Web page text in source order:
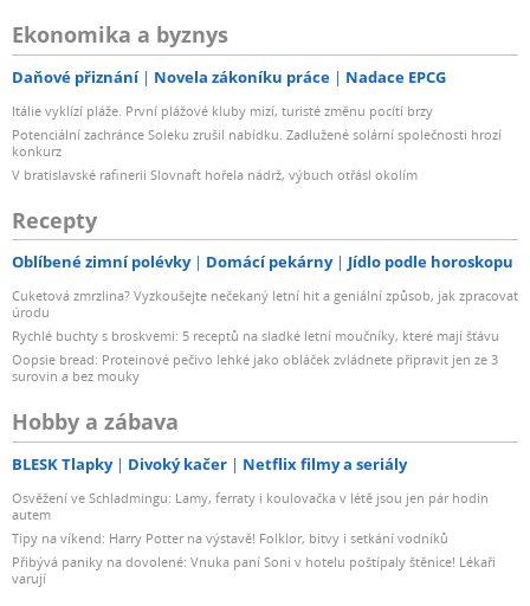
Ekonomika a byznys
Daňové přiznání Novela zákoníku práce Nadace EPCG
Itálie vyklízí pláže. První plážové kluby mizí, turisté změnu pocítí brzy
Potenciální zachránce Soleku zrušil nabídku. Zadlužené solární společnosti hrozí
konkurz
V bratislavské rafinerii Slovnaft hořela nádrž, výbuch otřásl okolím
Recepty
Oblíbené zimní polévky Domácí pekárny Jídlo podle horoskopu
Cuketová zmrzlina? Vyzkoušejte nečekaný letní hit a geniální způsob, jak zpracovat
úrodu
Rychlé buchty s broskvemi: 5 receptů na sladké letní moučníky, které mají šťávu
Oopsie bread: Proteinové pečivo lehké jako obláček zvládnete připravit jen ze 3
surovin a bez mouky
Hobby a zábava
BLESK Tlapky Divoký kačer Netflix filmy a seriály
Osvěžení ve Schladmingu: Lamy, ferraty i koulovačka v létě jsou jen pár hodin
autem
Tipy na víkend: Harry Potter na výstavě! Folklor, bitvy i setkání vodníků
Přibývá paniky na dovolené: Vnuka paní Soni v hotelu poštípaly štěnice! Lékaři
varují